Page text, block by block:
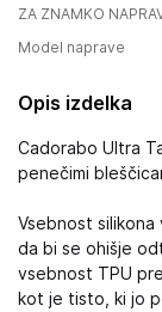
ZA ZNAMKO
Model naprave
Opis izdelka
Cadorabo Ultra
penečimi
Vsebnost silikona
da bi se ohišje
vsebnost TPU
kot je tisto, ki jo